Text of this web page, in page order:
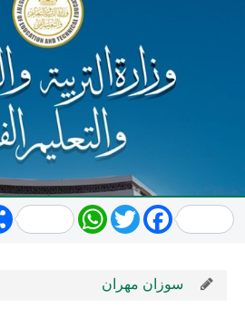
Share WhatsApp
TwitterFacebook
سوزان مهران